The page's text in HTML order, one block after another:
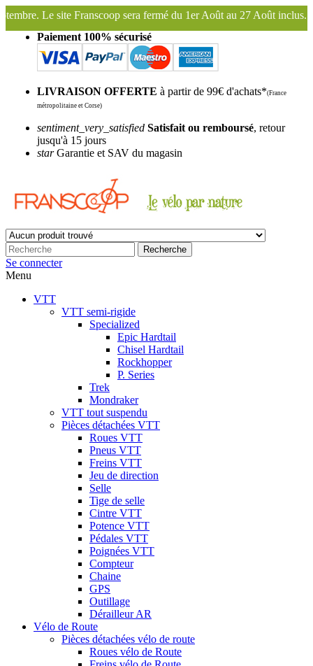
fermé du 1er Août au 27 Août inclus. Bonnes vacances !
Paiement 100% sécurisé
LIVRAISON OFFERTE à partir de 99€ d'achats*(France
métropolitaine et Corse)
sentiment_very_satisfied Satisfait ou remboursé, retour
jusqu'à 15 jours
starGarantie et SAV du magasin
Recherche
Se connecter
Menu
VTT
VTT semi-rigide
Specialized
Epic Hardtail
Chisel Hardtail
Rockhopper
P. Series
Trek
Mondraker
VTT tout suspendu
Pièces détachées VTT
Roues VTT
Pneus VTT
Freins VTT
Jeu de direction
Selle
Tige de selle
Cintre VTT
Potence VTT
Pédales VTT
Poignées VTT
Compteur
Chaine
GPS
Outillage
Dérailleur AR
Vélo de Route
Pièces détachées vélo de route
Roues vélo de Route